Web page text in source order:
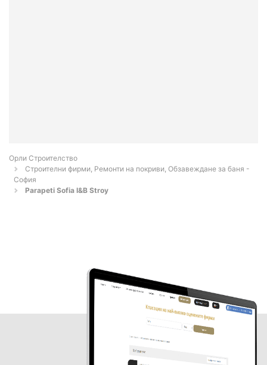
Орли Строителство
Строителни фирми, Ремонти на покриви, Обзавеждане за баня -
София
Parapeti Sofia I&B Stroy